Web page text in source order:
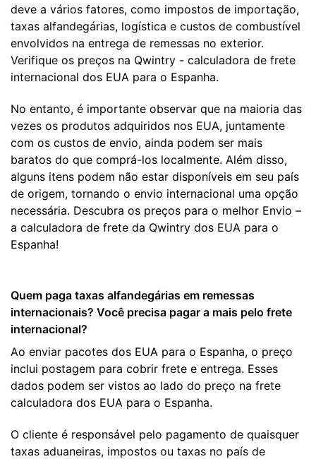
deve a vários fatores, como impostos de importação,
taxas alfandegárias, logística e custos de combustível
envolvidos na entrega de remessas no exterior.
Verifique os preços na Qwintry - calculadora de frete
internacional dos EUA para o Espanha.
No entanto, é importante observar que na maioria das
vezes os produtos adquiridos nos EUA, juntamente
com os custos de envio, ainda podem ser mais
baratos do que comprá-los localmente. Além disso,
alguns itens podem não estar disponíveis em seu país
de origem, tornando o envio internacional uma opção
necessária. Descubra os preços para o melhor Envio –
a calculadora de frete da Qwintry dos EUA para o
Espanha!
Quem paga taxas alfandegárias em remessas
internacionais? Você precisa pagar a mais pelo frete
internacional?
Ao enviar pacotes dos EUA para o Espanha, o preço
inclui postagem para cobrir frete e entrega. Esses
dados podem ser vistos ao lado do preço na frete
calculadora dos EUA para o Espanha.
O cliente é responsável pelo pagamento de quaisquer
taxas aduaneiras, impostos ou taxas no país de